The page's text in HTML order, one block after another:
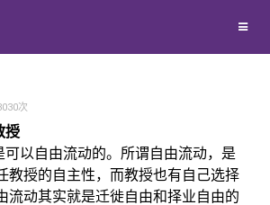
校友文苑
校友讲坛
次
授
可以自由流动的。所谓自由流动，是
教授的自主性，而教授也有自己选择
流动其实就是迁徙自由和择业自由的